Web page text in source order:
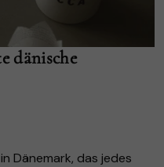
dänische
Dänemark, das jedes